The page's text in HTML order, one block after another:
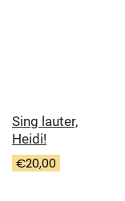
Sing lauter,
Heidi!
€20,00